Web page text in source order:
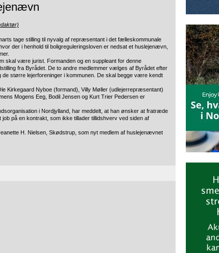
tage stilling til nyvalg af repræsentant i det fælleskommunale
der i henhold til boligreguleringsloven er nedsat et huslejenævn,
skal være jurist. Formanden og en suppleant for denne
fra Byrådet. De to andre medlemmer vælges af Byrådet efter
de større lejerforeninger i kommunen. De skal begge være kendt
Kirkegaard Nyboe (formand), Villy Møller (udlejerrepræsentant)
Mogens Eeg, Bodil Jensen og Kurt Trier Pedersen er
i Nordjylland, har meddelt, at han ønsker at fratræde
på en kontrakt, som ikke tillader tillidshverv ved siden af
H. Nielsen, Skødstrup, som nyt medlem af huslejenævnet